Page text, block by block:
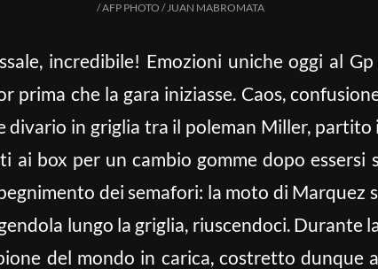
/ AFP PHOTO / JUAN MABROMATA
incredibile! Emozioni uniche oggi al
prima che la gara iniziasse. Caos,
divario in griglia tra il poleman Miller,
ai box per un cambio gomme dopo essersi
dei semafori: la moto di Marquez
lungo la griglia, riuscendoci. Durante
del mondo in carica, costretto dunque